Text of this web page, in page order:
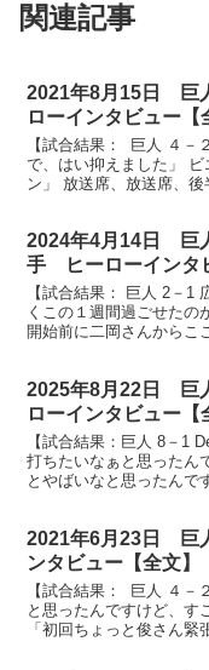
関連記事
2021年8月15日 巨
ローインタビュー【
【試合結果： 巨人 ４－
で、はい抑えました」
ン」 放送席、放送席、後
2024年4月14日 巨
手 ヒーローインタ
【試合結果： 巨人 2－1
くこの１週間過ごせたの
開始前に二岡さんからこ
2025年8月22日 巨
ローインタビュー【
【試合結果：巨人 8－1
打ちたいなぁと思ったん
とやばいなと思ったんで
2021年6月23日 巨
ンタビュー【全文】
【試合結果： 巨人 ４－
と思ったんですけど、す
「初回ちょっと俊さん緊